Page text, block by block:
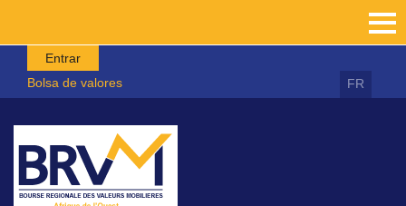
Passar para o conteúdo principal
Entrar
Bolsa de valores
FR